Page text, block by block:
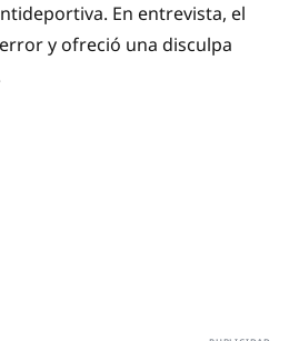
En entrevista, el
y ofreció una disculpa